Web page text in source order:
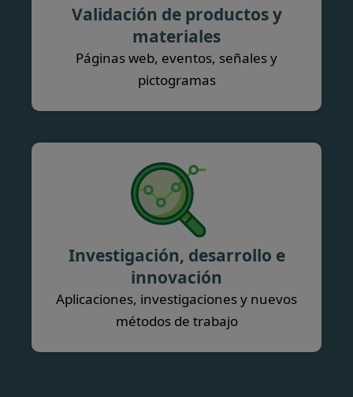
Validación de productos y
materiales
Páginas web, eventos, señales y
pictogramas
Investigación, desarrollo e
innovación
Aplicaciones, investigaciones y nuevos
métodos de trabajo